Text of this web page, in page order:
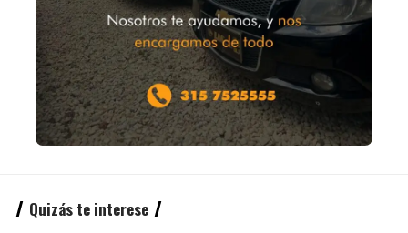
Quizás te interese